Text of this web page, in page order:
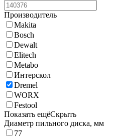
Производитель
Makita
Bosch
Dewalt
Elitech
Metabo
Интерскол
Dremel
WORX
Festool
Показать ещёСкрыть
Диаметр пильного диска, мм
77